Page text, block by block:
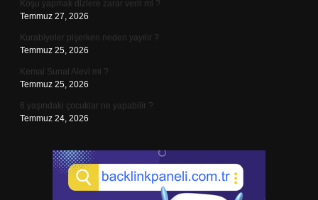
Koşu yapmak dizlere zarar verir mi ?
Temmuz 27, 2026
Kurabiyeler pişerken neden yayılır ?
Temmuz 25, 2026
Kemal Sunal Alevi mi ?
Temmuz 25, 2026
6 yaşındaki çocuklar ne yapabilir ?
Temmuz 24, 2026